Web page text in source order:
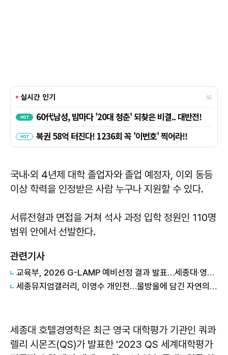
국내·외 4년제 대학 졸업자와 졸업 예정자, 이외 동등
이상 학력을 인정받은 사람 누구나 지원할 수 있다.
서류전형과 면접을 거쳐 석사 과정 입학 정원인 110명
범위 안에서 선발한다.
관련기사
교육부, 2026 G-LAMP 예비선정 결과 발표…세종대·영남대·제주대·중앙대 4개교 선정
세종뮤지엄갤러리, 이영수 개인전…물방울에 담긴 자연의 울림
세종대 호텔경영학은 최근 영국 대학평가 기관인 쿼콰
렐리 시몬즈(QS)가 발표한 '2023 QS 세계대학평가